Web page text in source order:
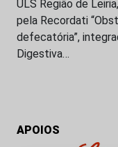
ULS Região de
pela Recordati
defecatória”,
Digestiva…
APOIOS